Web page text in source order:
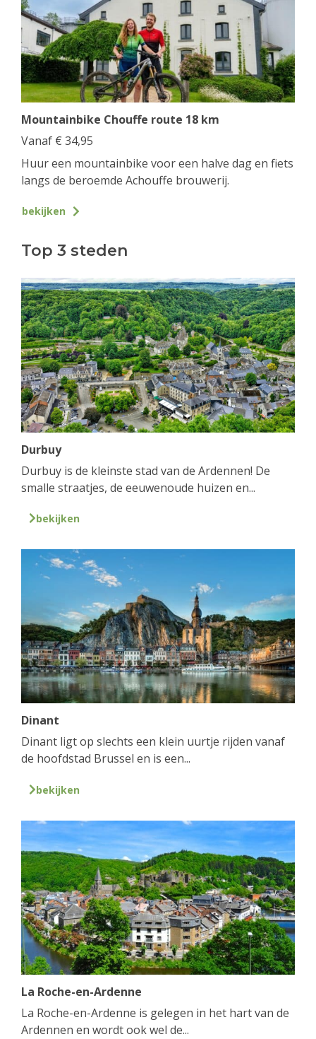
Mountainbike Chouffe route 18 km
Vanaf € 34,95
Huur een mountainbike voor een halve dag en fiets
langs de beroemde Achouffe brouwerij.
bekijken
Top 3 steden
Durbuy
Durbuy is de kleinste stad van de Ardennen! De
smalle straatjes, de eeuwenoude huizen en...
bekijken
Dinant
Dinant ligt op slechts een klein uurtje rijden vanaf
de hoofdstad Brussel en is een...
bekijken
La Roche-en-Ardenne
La Roche-en-Ardenne is gelegen in het hart van de
Ardennen en wordt ook wel de...